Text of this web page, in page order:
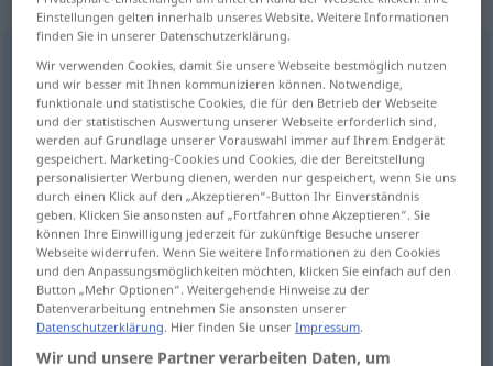
Garnierungf <Garnierung;Garnierungen>
Übersicht aller Übersetzungen
(Für mehr Details die Übersetzung anklicken/antippen)
decoration, adornment, trimming
garnishing, vegetables and trimmings,
dressing
dunnage
Einstellungen gelten innerhalb unseres Website. Weitere Informationen
finden Sie in unserer Datenschutzerklärung.
Wir verwenden Cookies, damit Sie unsere Webseite bestmöglich nutzen
und wir besser mit Ihnen kommunizieren können. Notwendige,
funktionale und statistische Cookies, die für den Betrieb der Webseite
und der statistischen Auswertung unserer Webseite erforderlich sind,
werden auf Grundlage unserer Vorauswahl immer auf Ihrem Endgerät
gespeichert. Marketing-Cookies und Cookies, die der Bereitstellung
personalisierter Werbung dienen, werden nur gespeichert, wenn Sie uns
durch einen Klick auf den „Akzeptieren“-Button Ihr Einverständnis
geben. Klicken Sie ansonsten auf „Fortfahren ohne Akzeptieren“. Sie
können Ihre Einwilligung jederzeit für zukünftige Besuche unserer
Webseite widerrufen. Wenn Sie weitere Informationen zu den Cookies
und den Anpassungsmöglichkeiten möchten, klicken Sie einfach auf den
Button „Mehr Optionen“. Weitergehende Hinweise zu der
Datenverarbeitung entnehmen Sie ansonsten unserer
Datenschutzerklärung. Hier finden Sie unserImpressum.
Wir und unsere Partner verarbeiten Daten, um